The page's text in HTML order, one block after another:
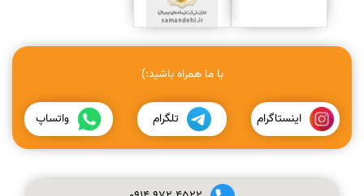
با ما همراه باشید:)
اینستاگرام تلگرام واتساپ